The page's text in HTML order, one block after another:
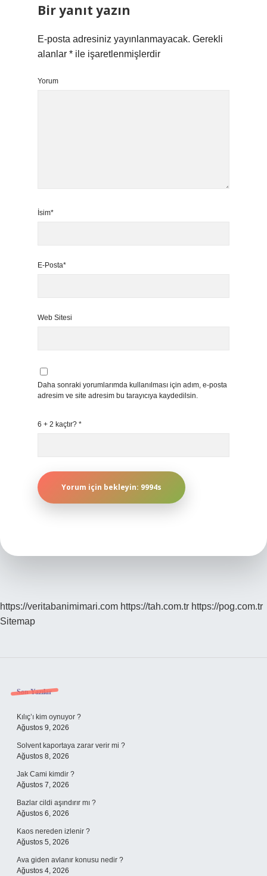
Bir yanıt yazın
E-posta adresiniz yayınlanmayacak. Gerekli
alanlar * ile işaretlenmişlerdir
Yorum
İsim*
E-Posta*
Web Sitesi
Daha sonraki yorumlarımda kullanılması için adım, e-posta
adresim ve site adresim bu tarayıcıya kaydedilsin.
6 + 2 kaçtır? *
https://veritabanimimari.com https://tah.com.tr https://pog.com.tr
Sitemap
Sidebar
Son Yazılar
Kılıç’ı kim oynuyor ?
Ağustos 9, 2026
Solvent kaportaya zarar verir mi ?
Ağustos 8, 2026
Jak Cami kimdir ?
Ağustos 7, 2026
Bazlar cildi aşındırır mı ?
Ağustos 6, 2026
Kaos nereden izlenir ?
Ağustos 5, 2026
Ava giden avlanır konusu nedir ?
Ağustos 4, 2026